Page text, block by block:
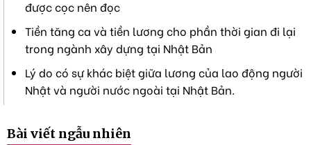
được cọc nên đọc
Tiền tăng ca và tiền lương cho phần thời gian đi lại
trong ngành xây dựng tại Nhật Bản
Lý do có sự khác biệt giữa lương của lao động người
Nhật và người nước ngoài tại Nhật Bản.
Bài viết ngẫu nhiên